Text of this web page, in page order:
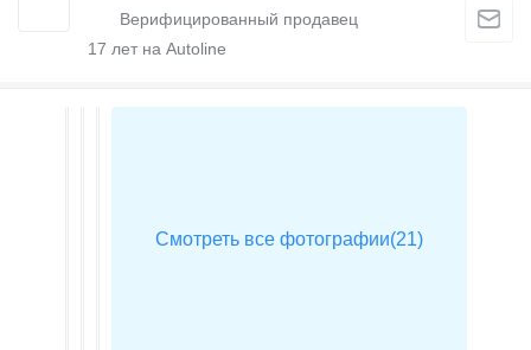
17 лет на Autoline